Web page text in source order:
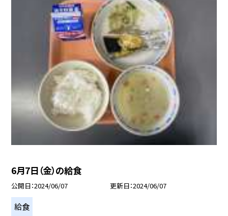
6月7日（金）の給食
公開日 2024/06/07 更新日 2024/06/07
給食